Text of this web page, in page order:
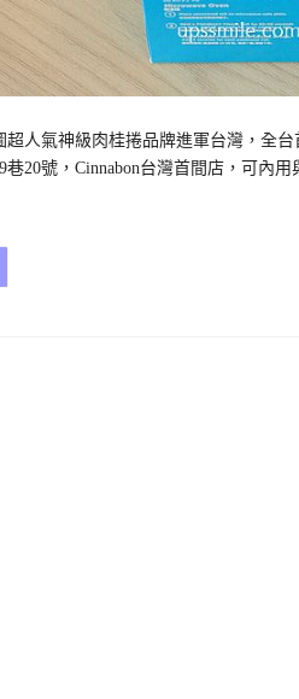
人氣神級肉桂捲品牌進軍台灣，全
20號，Cinnabon台灣首間店，可內